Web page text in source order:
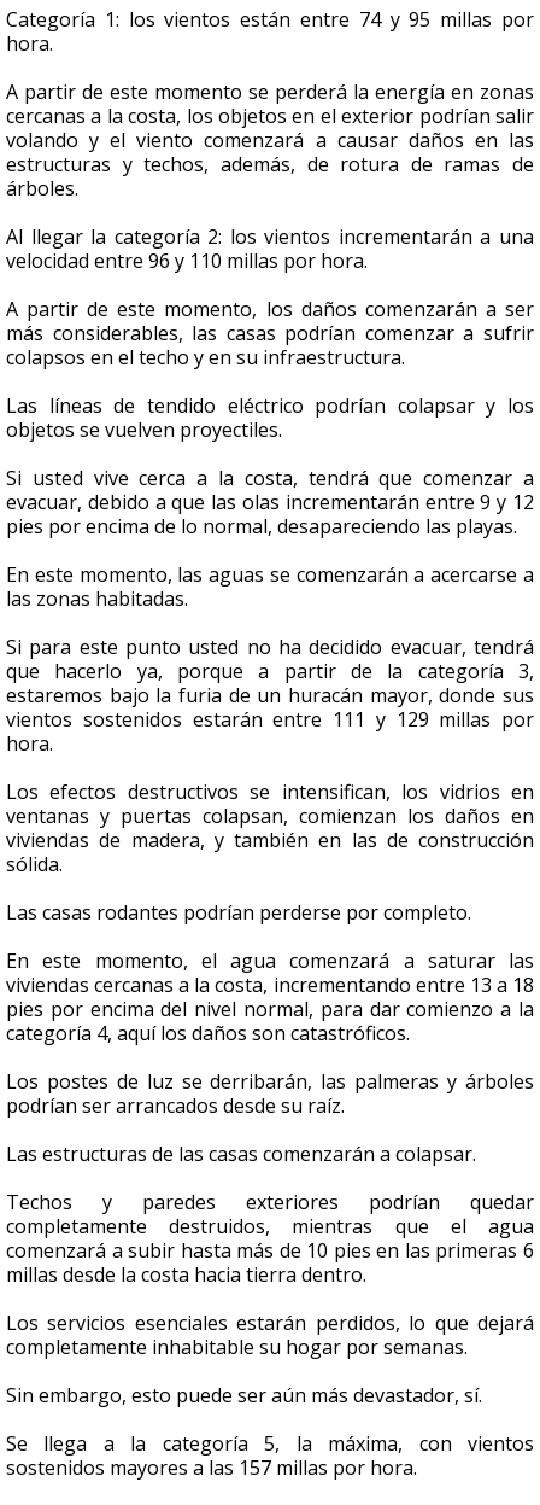
Categoría 1: los vientos están entre 74 y 95 millas por
hora.
A partir de este momento se perderá la energía en zonas
cercanas a la costa, los objetos en el exterior podrían salir
volando y el viento comenzará a causar daños en las
estructuras y techos, además, de rotura de ramas de
árboles.
Al llegar la categoría 2: los vientos incrementarán a una
velocidad entre 96 y 110 millas por hora.
A partir de este momento, los daños comenzarán a ser
más considerables, las casas podrían comenzar a sufrir
colapsos en el techo y en su infraestructura.
Las líneas de tendido eléctrico podrían colapsar y los
objetos se vuelven proyectiles.
Si usted vive cerca a la costa, tendrá que comenzar a
evacuar, debido a que las olas incrementarán entre 9 y 12
pies por encima de lo normal, desapareciendo las playas.
En este momento, las aguas se comenzarán a acercarse a
las zonas habitadas.
Si para este punto usted no ha decidido evacuar, tendrá
que hacerlo ya, porque a partir de la categoría 3,
estaremos bajo la furia de un huracán mayor, donde sus
vientos sostenidos estarán entre 111 y 129 millas por
hora.
Los efectos destructivos se intensifican, los vidrios en
ventanas y puertas colapsan, comienzan los daños en
viviendas de madera, y también en las de construcción
sólida.
Las casas rodantes podrían perderse por completo.
En este momento, el agua comenzará a saturar las
viviendas cercanas a la costa, incrementando entre 13 a 18
pies por encima del nivel normal, para dar comienzo a la
categoría 4, aquí los daños son catastróficos.
Los postes de luz se derribarán, las palmeras y árboles
podrían ser arrancados desde su raíz.
Las estructuras de las casas comenzarán a colapsar.
Techos y paredes exteriores podrían quedar
completamente destruidos, mientras que el agua
comenzará a subir hasta más de 10 pies en las primeras 6
millas desde la costa hacia tierra dentro.
Los servicios esenciales estarán perdidos, lo que dejará
completamente inhabitable su hogar por semanas.
Sin embargo, esto puede ser aún más devastador, sí.
Se llega a la categoría 5, la máxima, con vientos
sostenidos mayores a las 157 millas por hora.